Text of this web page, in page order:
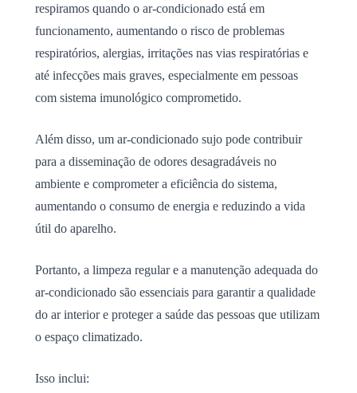
respiramos quando o ar-condicionado está em
funcionamento, aumentando o risco de problemas
respiratórios, alergias, irritações nas vias respiratórias e
até infecções mais graves, especialmente em pessoas
com sistema imunológico comprometido.
Além disso, um ar-condicionado sujo pode contribuir
para a disseminação de odores desagradáveis no
ambiente e comprometer a eficiência do sistema,
aumentando o consumo de energia e reduzindo a vida
útil do aparelho.
Portanto, a limpeza regular e a manutenção adequada do
ar-condicionado são essenciais para garantir a qualidade
do ar interior e proteger a saúde das pessoas que utilizam
o espaço climatizado.
Isso inclui: